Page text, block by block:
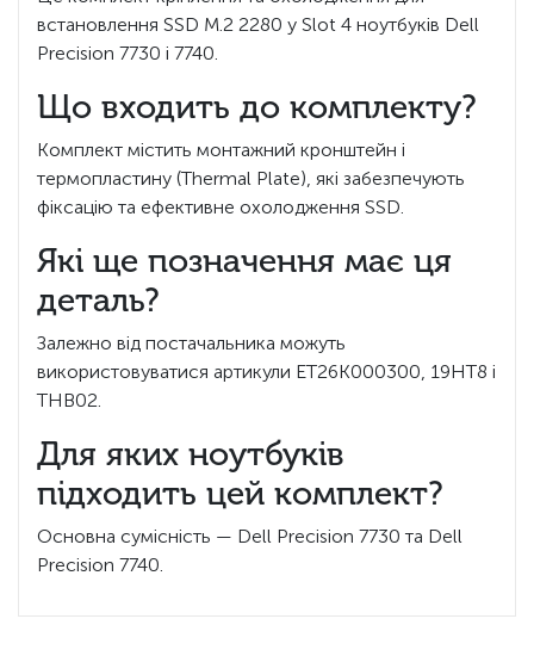
встановлення SSD M.2 2280 у Slot 4 ноутбуків Dell
Precision 7730 і 7740.
Що входить до комплекту?
Комплект містить монтажний кронштейн і
термопластину (Thermal Plate), які забезпечують
фіксацію та ефективне охолодження SSD.
Які ще позначення має ця
деталь?
Залежно від постачальника можуть
використовуватися артикули ET26K000300, 19HT8 і
THB02.
Для яких ноутбуків
підходить цей комплект?
Основна сумісність — Dell Precision 7730 та Dell
Precision 7740.